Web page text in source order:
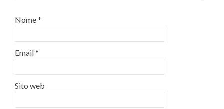
Nome*
Email*
Sito web